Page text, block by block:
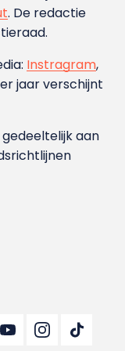
. De redactie
Instragram,
jaar verschijnt
aan